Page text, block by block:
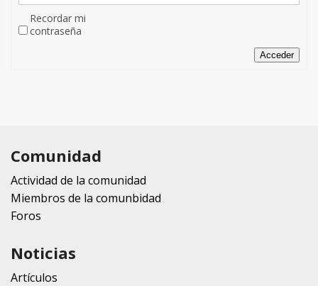
Recordar mi
contraseña
Acceder
Comunidad
Actividad de la comunidad
Miembros de la comunbidad
Foros
Noticias
Artículos